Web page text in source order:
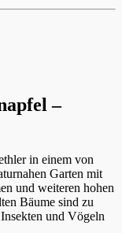
–
in einem von
Garten mit
und weiteren hohen
Bäume sind zu
und Vögeln